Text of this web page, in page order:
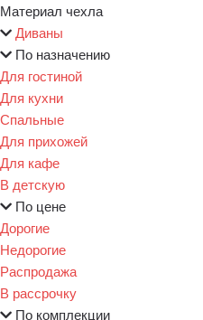
Материал чехла
Диваны
По назначению
Для гостиной
Для кухни
Спальные
Для прихожей
Для кафе
В детскую
По цене
Дорогие
Недорогие
Распродажа
В рассрочку
По комплекции